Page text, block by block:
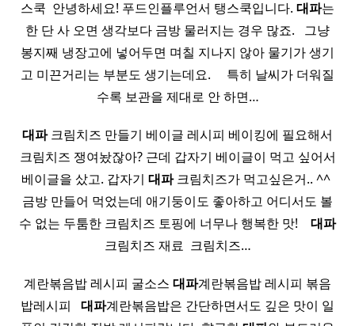
스쿡 ​ 안녕하세요! 푸드인플루언서 탱스쿡입니다. 대파는
한 단 사 오면 생각보다 금방 물러지는 경우 많죠. ​ ​ 그냥
봉지째 냉장고에 넣어두면 며칠 지나지 않아 물기가 생기
고 미끈거리는 부분도 생기는데요. ​ ​ ​ ​ 특히 날씨가 더워질
수록 보관을 제대로 안 하면…
대파크림치즈 만들기 베이글 레시피 베이킹에 필요해서
크림치즈 쟁여놨잖아? 근데 갑자기 베이글이 먹고 싶어서
베이글을 샀고. 갑자기 대파크림치즈가 먹고싶은거.. ^^ ​
금방 만들어 먹었는데 애기둥이도 좋아하고 어디서도 볼
수 없는 두툼한 크림치즈 토핑에 너무나 행복한 맛! ​ ​ ​ 대파
크림치즈 재료 ​ 크림치즈…
계란볶음밥 레시피 굴소스 대파계란볶음밥 레시피 볶음
밥레시피​ ​ ​ 대파계란볶음밥은 간단하면서도 깊은 맛이 일